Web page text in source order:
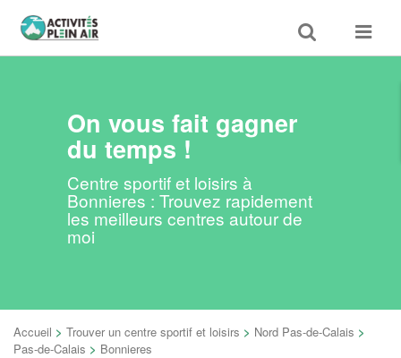
Toggle
search
Toggle
On vous fait gagner
du temps !
Centre sportif et loisirs à
Bonnieres : Trouvez rapidement
les meilleurs centres autour de
moi
Accueil > Trouver un centre sportif et loisirs > Nord Pas-de-Calais >
Pas-de-Calais > Bonnieres